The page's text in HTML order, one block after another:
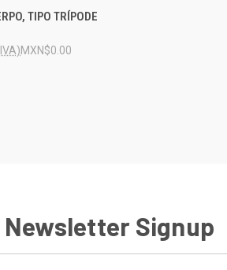
ADD TO CART
TIPO TRÍPODE
MXN$0.00
Newsletter Signup